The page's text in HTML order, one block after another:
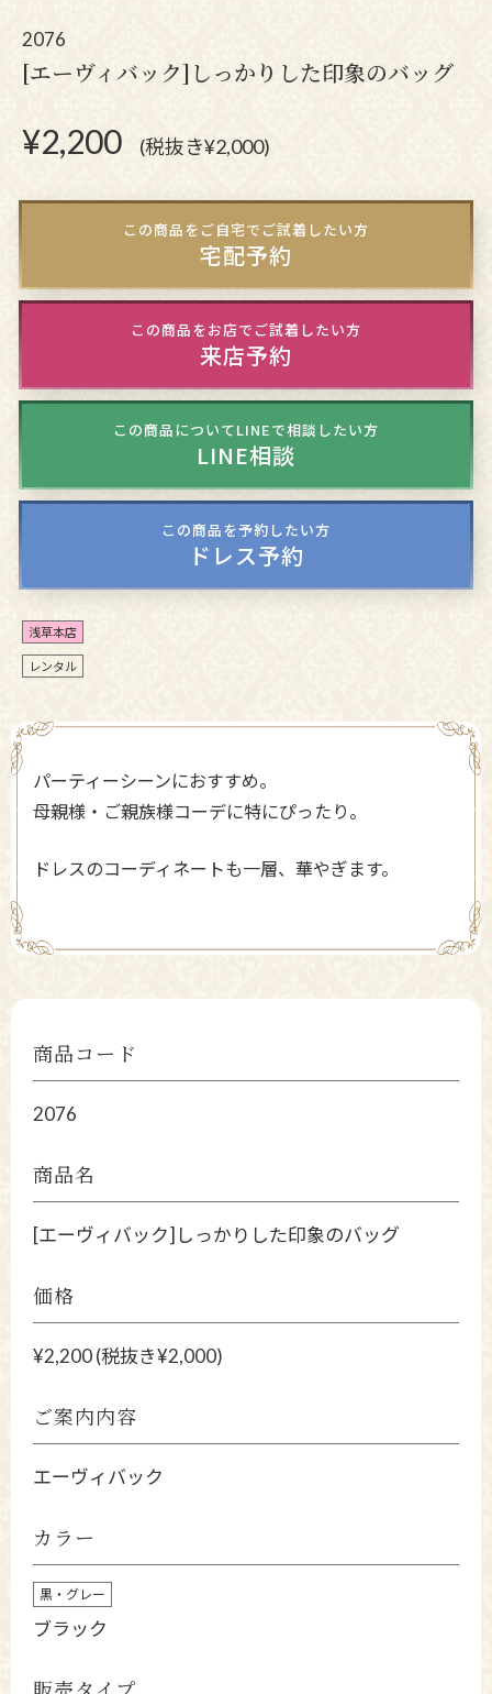
2076
[エーヴィバック]しっかりした印象のバッグ
¥2,200 (税抜き¥2,000)
この商品をご自宅でご試着したい方
宅配予約
この商品をお店でご試着したい方
来店予約
この商品についてLINEで相談したい方
LINE相談
この商品を予約したい方
ドレス予約
浅草本店
レンタル
パーティーシーンにおすすめ。
母親様・ご親族様コーデに特にぴったり。
ドレスのコーディネートも一層、華やぎます。
商品コード
2076
商品名
[エーヴィバック]しっかりした印象のバッグ
価格
¥2,200 (税抜き¥2,000)
ご案内内容
エーヴィバック
カラー
黒・グレー
ブラック